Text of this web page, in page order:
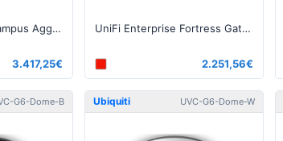
UniFi Enterprise Campus Aggregation Switch
3.417,25€
UniFi Enterprise Fortress Gateway
2.251,56€
G6-Dome-B Ubiquiti UVC-G6-Dome-W